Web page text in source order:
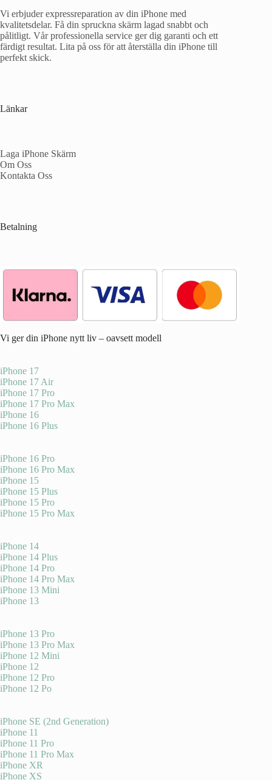
Vi erbjuder expressreparation av din iPhone med
kvalitetsdelar. Få din spruckna skärm lagad snabbt och
pålitligt. Vår professionella service ger dig garanti och ett
färdigt resultat. Lita på oss för att återställa din iPhone till
perfekt skick.
Länkar
Laga iPhone Skärm
Om Oss
Kontakta Oss
Betalning
Vi ger din iPhone nytt liv – oavsett modell
iPhone 17
iPhone 17 Air
iPhone 17 Pro
iPhone 17 Pro Max
iPhone 16
iPhone 16 Plus
iPhone 16 Pro
iPhone 16 Pro Max
iPhone 15
iPhone 15 Plus
iPhone 15 Pro
iPhone 15 Pro Max
iPhone 14
iPhone 14 Plus
iPhone 14 Pro
iPhone 14 Pro Max
iPhone 13 Mini
iPhone 13
iPhone 13 Pro
iPhone 13 Pro Max
iPhone 12 Mini
iPhone 12
iPhone 12 Pro
iPhone 12 Po
iPhone SE (2nd Generation)
iPhone 11
iPhone 11 Pro
iPhone 11 Pro Max
iPhone XR
iPhone XS